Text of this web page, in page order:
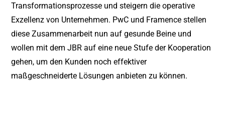
Transformationsprozesse und steigern die operative
Exzellenz von Unternehmen. PwC und Framence stellen
diese Zusammenarbeit nun auf gesunde Beine und
wollen mit dem JBR auf eine neue Stufe der Kooperation
gehen, um den Kunden noch effektiver
maßgeschneiderte Lösungen anbieten zu können.